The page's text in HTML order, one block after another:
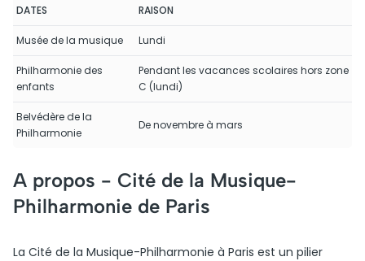
DATES RAISON
Musée de la musique Lundi
Philharmonie des
enfants
Pendant les vacances scolaires hors zone
C (lundi)
Belvédère de la
Philharmonie
De novembre à mars
A propos - Cité de la Musique-
Philharmonie de Paris
La Cité de la Musique-Philharmonie à Paris est un pilier